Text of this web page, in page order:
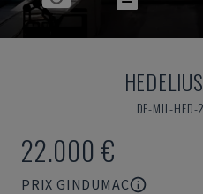
HEDELIUS
DE-MIL-
22.000 €
PRIX GINDUMAC